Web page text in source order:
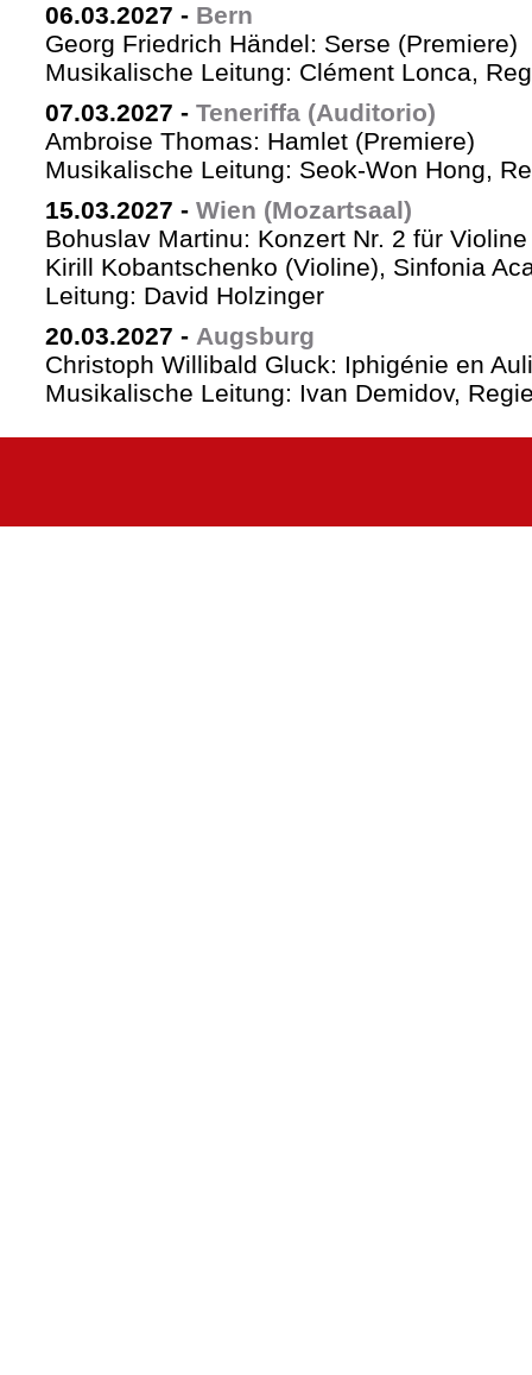
06.03.2027 - Bern
Georg Friedrich Händel: Serse (Premiere)
Musikalische Leitung: Clément Lonca,
07.03.2027 - Teneriffa (Auditorio)
Ambroise Thomas: Hamlet (Premiere)
Musikalische Leitung: Seok-Won Hong,
15.03.2027 - Wien (Mozartsaal)
Bohuslav Martinu: Konzert Nr. 2 für
Kirill Kobantschenko (Violine), Sinfonia
Leitung: David Holzinger
20.03.2027 - Augsburg
Christoph Willibald Gluck: Iphigénie en
Musikalische Leitung: Ivan Demidov,